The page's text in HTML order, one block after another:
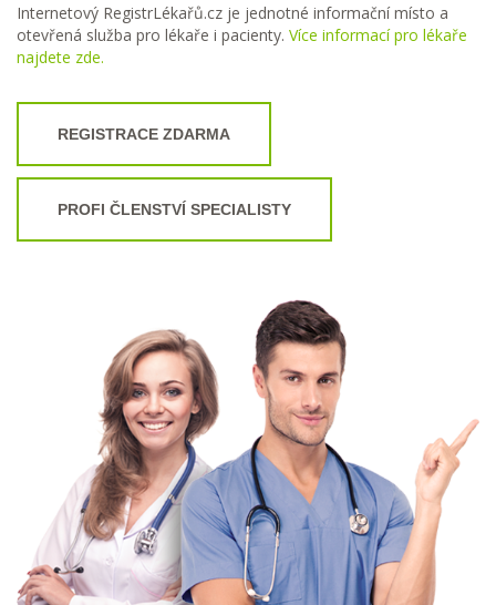
Internetový RegistrLékařů.cz je jednotné informační místo a
otevřená služba pro lékaře i pacienty. Více informací pro lékaře
najdete zde.
REGISTRACE ZDARMA
PROFI ČLENSTVÍ SPECIALISTY